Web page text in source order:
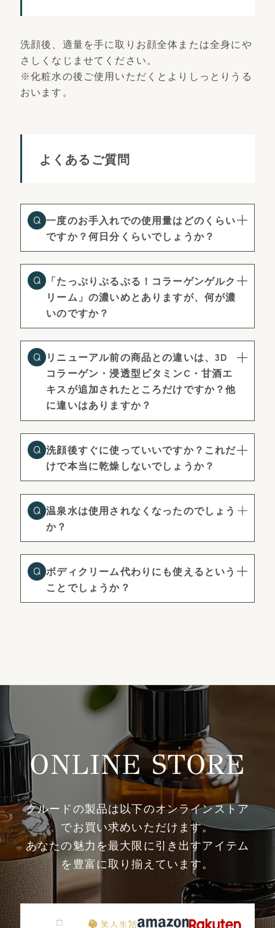
洗顔後、適量を手に取りお顔全体または全身にや
さしくなじませてください。
※化粧水の後ご使用いただくとよりしっとりうる
おいます。
よくあるご質問
一度のお手入れでの使用量はどのくらい
ですか？何日分くらいでしょうか？
「たっぷりぷるぷる！コラーゲンゲルク
リーム」の濃いめとありますが、何が濃
いのですか？
リニューアル前の商品との違いは、3D
コラーゲン・浸透型ビタミンC・甘酒エ
キスが追加されたところだけですか？他
に違いはありますか？
洗顔後すぐに使っていいですか？これだ
けで本当に乾燥しないでしょうか？
温泉水は使用されなくなったのでしょう
か？
ボディクリーム代わりにも使えるという
ことでしょうか？
ONLINE STORE
クルードの製品は以下のオンラインストア
でお買い求めいただけます。
あなたの魅力を最大限に引き出すアイテム
を豊富に取り揃えています。